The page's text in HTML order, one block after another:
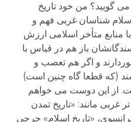
گویید؟ من خود تاریخ
اسلام شناسان غربی فهم و
منابع متأخر اسلامی ارزش
باز هم در قیاس با
و اگر هم تعصب و
(که قطعا گاه چنین است)
از این دوست می خواهم
غربی مانند: «تاریخ تمدن
«تاریخ اسلام» جرجی